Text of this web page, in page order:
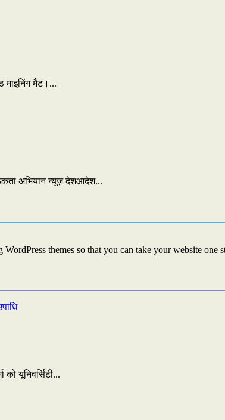
माइनिंग मैट।...
अभियान न्यूज़ देशआदेश...
themes so that you can take your website one
यूनिवर्सिटी...